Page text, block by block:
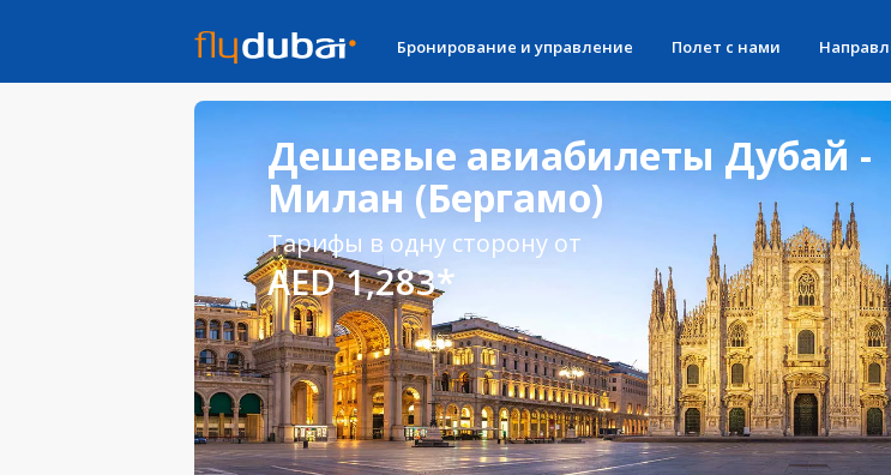
Бронирование и управление Полет с нами
Дешевые авиабилеты Дубай -
Милан (Бергамо)
Тарифы в одну сторону от
AED 1,283*